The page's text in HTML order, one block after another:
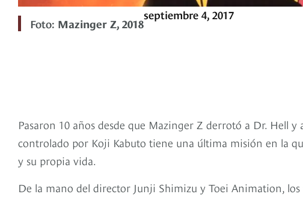
Foto: Mazinger Z, 2018
septiembre 4, 2017
Pasaron 10 años desde que Mazinger Z derrotó a Dr. Hell
controlado por Koji Kabuto tiene una última misión en la
y su propia vida.
De la mano del director Junji Shimizu y Toei Animation,